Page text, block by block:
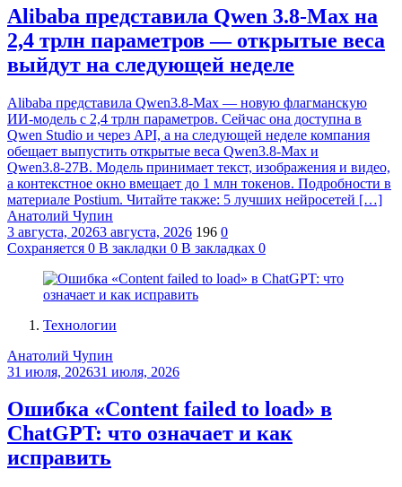
Alibaba представила Qwen 3.8‑Max на
2,4 трлн параметров — открытые веса
выйдут на следующей неделе
Alibaba представила Qwen3.8‑Max — новую флагманскую
ИИ-модель с 2,4 трлн параметров. Сейчас она доступна в
Qwen Studio и через API, а на следующей неделе компания
обещает выпустить открытые веса Qwen3.8‑Max и
Qwen3.8‑27B. Модель принимает текст, изображения и видео,
а контекстное окно вмещает до 1 млн токенов. Подробности в
материале Postium. Читайте также: 5 лучших нейросетей […]
Анатолий Чупин
3 августа, 20263 августа, 2026 196 0
Сохраняется 0 В закладки 0 В закладках 0
Технологии
Анатолий Чупин
31 июля, 202631 июля, 2026
Ошибка «Content failed to load» в
ChatGPT: что означает и как
исправить